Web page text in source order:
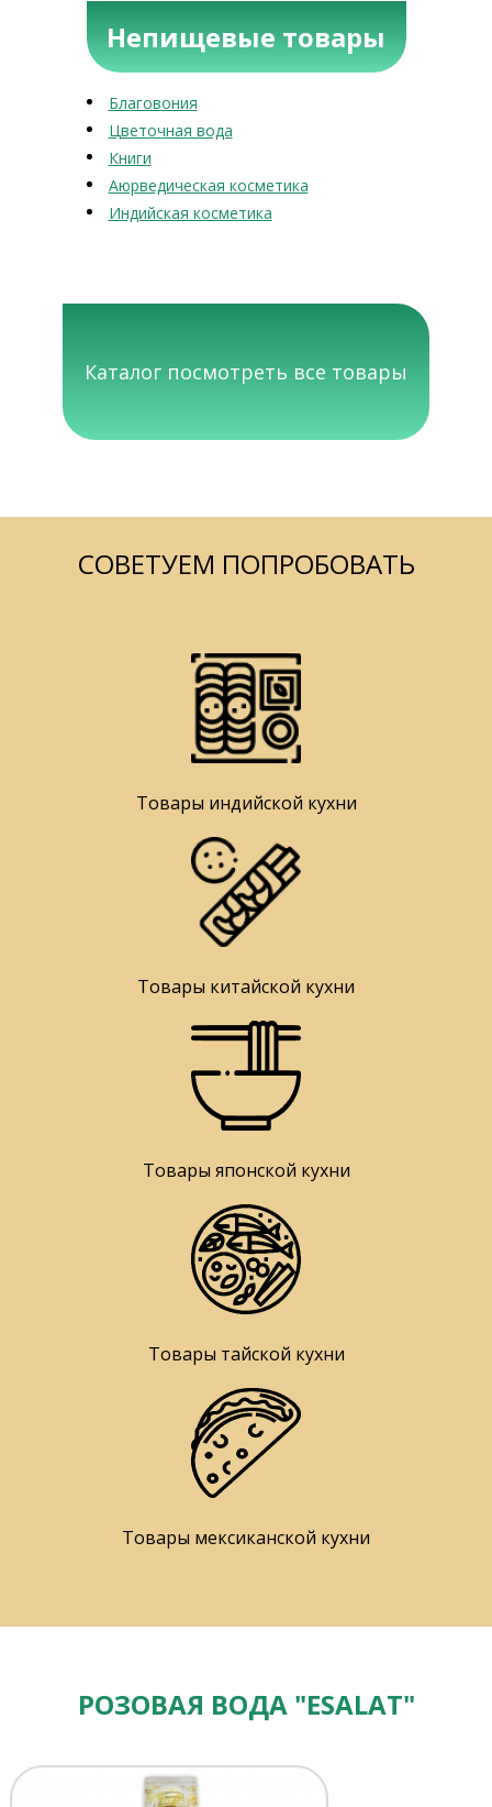
Непищевые товары
Благовония
Цветочная вода
Книги
Аюрведическая косметика
Индийская косметика
Каталог посмотреть все товары
СОВЕТУЕМ ПОПРОБОВАТЬ
Товары индийской кухни
Товары китайской кухни
Товары японской кухни
Товары тайской кухни
Товары мексиканской кухни
РОЗОВАЯ ВОДА "ESALAT"